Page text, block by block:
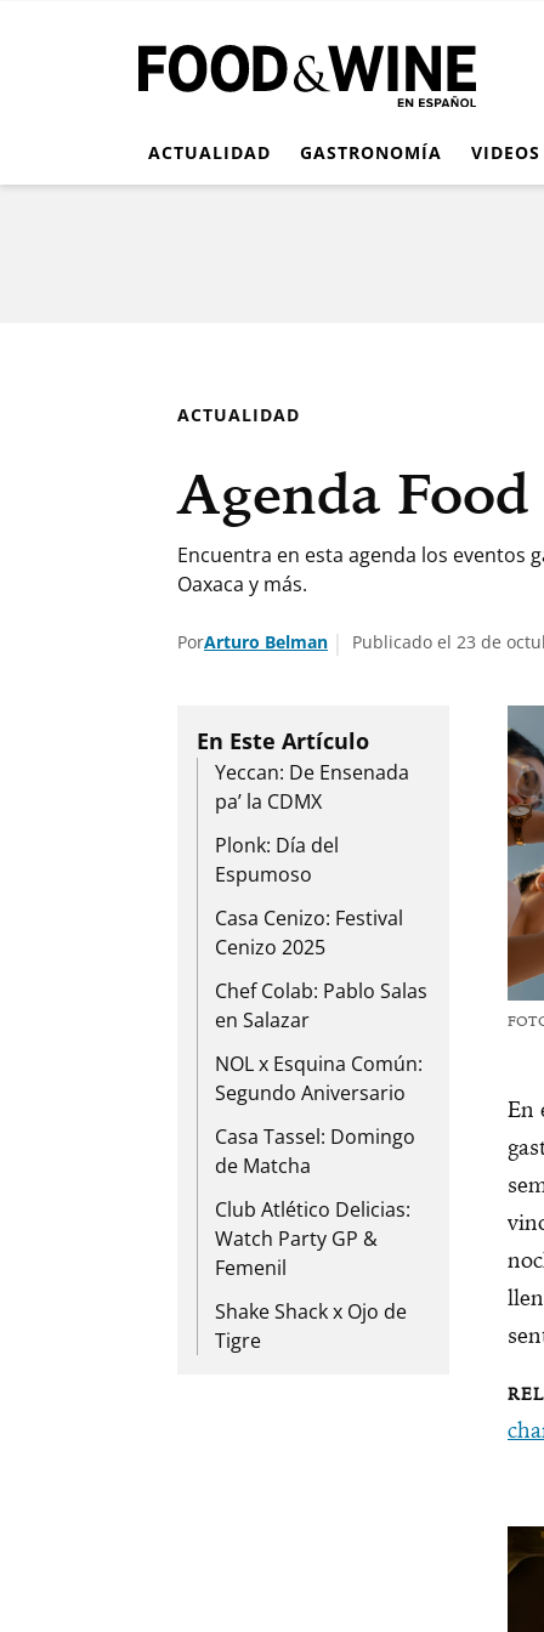
ACTUALIDAD GASTRONOMÍA VIDEOS
ACTUALIDAD
Agenda
Encuentra en esta agenda los eventos
Oaxaca y más.
PorArturo Belman Publicado el 23 de
Yeccan: De Ensenada
pa’ la CDMX
Plonk: Día del
Espumoso
Casa Cenizo: Festival
Cenizo 2025
Chef Colab: Pablo Salas
en Salazar
NOL x Esquina Común:
Segundo Aniversario
Casa Tassel: Domingo
de Matcha
Club Atlético Delicias:
Watch Party GP &
Femenil
Shake Shack x Ojo de
Tigre
En